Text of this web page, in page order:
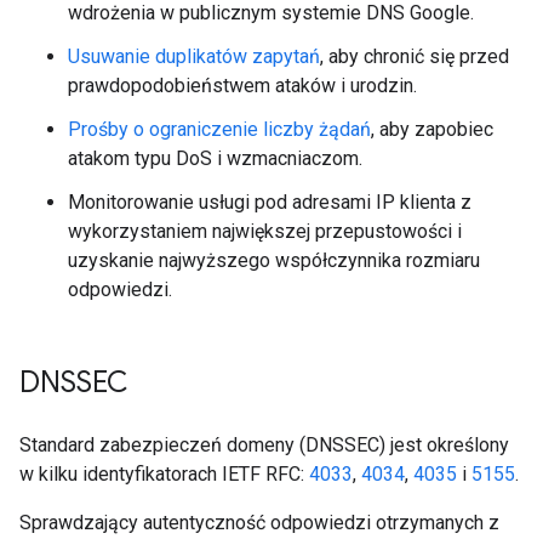
wdrożenia w publicznym systemie DNS Google.
Usuwanie duplikatów zapytań, aby chronić się przed
prawdopodobieństwem ataków i urodzin.
Prośby o ograniczenie liczby żądań, aby zapobiec
atakom typu DoS i wzmacniaczom.
Monitorowanie usługi pod adresami IP klienta z
wykorzystaniem największej przepustowości i
uzyskanie najwyższego współczynnika rozmiaru
odpowiedzi.
DNSSEC
Standard zabezpieczeń domeny (DNSSEC) jest określony
w kilku identyfikatorach IETF RFC: 4033, 4034, 4035 i 5155.
Sprawdzający autentyczność odpowiedzi otrzymanych z